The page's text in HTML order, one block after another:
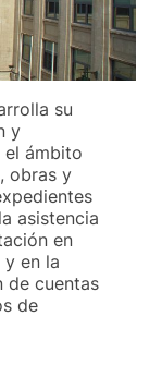
su
y
el ámbito
obras y
asistencia
en
y en la
de cuentas
de